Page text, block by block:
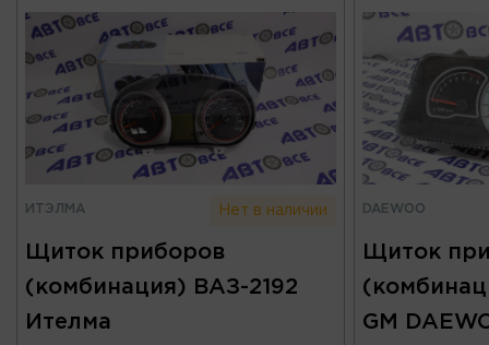
ИТЭЛМА Нет в наличии
Щиток приборов
(комбинация) ВАЗ-2192
Ителма
DAEWOO
Щиток
GM